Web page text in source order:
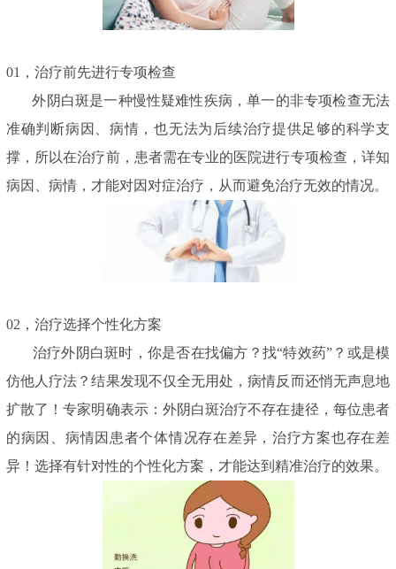
01，治疗前先进行专项检查
外阴白斑是一种慢性疑难性疾病，单一的非专项检查无法
准确判断病因、病情，也无法为后续治疗提供足够的科学支
撑，所以在治疗前，患者需在专业的医院进行专项检查，详知
病因、病情，才能对因对症治疗，从而避免治疗无效的情况。
02，治疗选择个性化方案
治疗外阴白斑时，你是否在找偏方？找“特效药”？或是模
仿他人疗法？结果发现不仅全无用处，病情反而还悄无声息地
扩散了！专家明确表示：外阴白斑治疗不存在捷径，每位患者
的病因、病情因患者个体情况存在差异，治疗方案也存在差
异！选择有针对性的个性化方案，才能达到精准治疗的效果。